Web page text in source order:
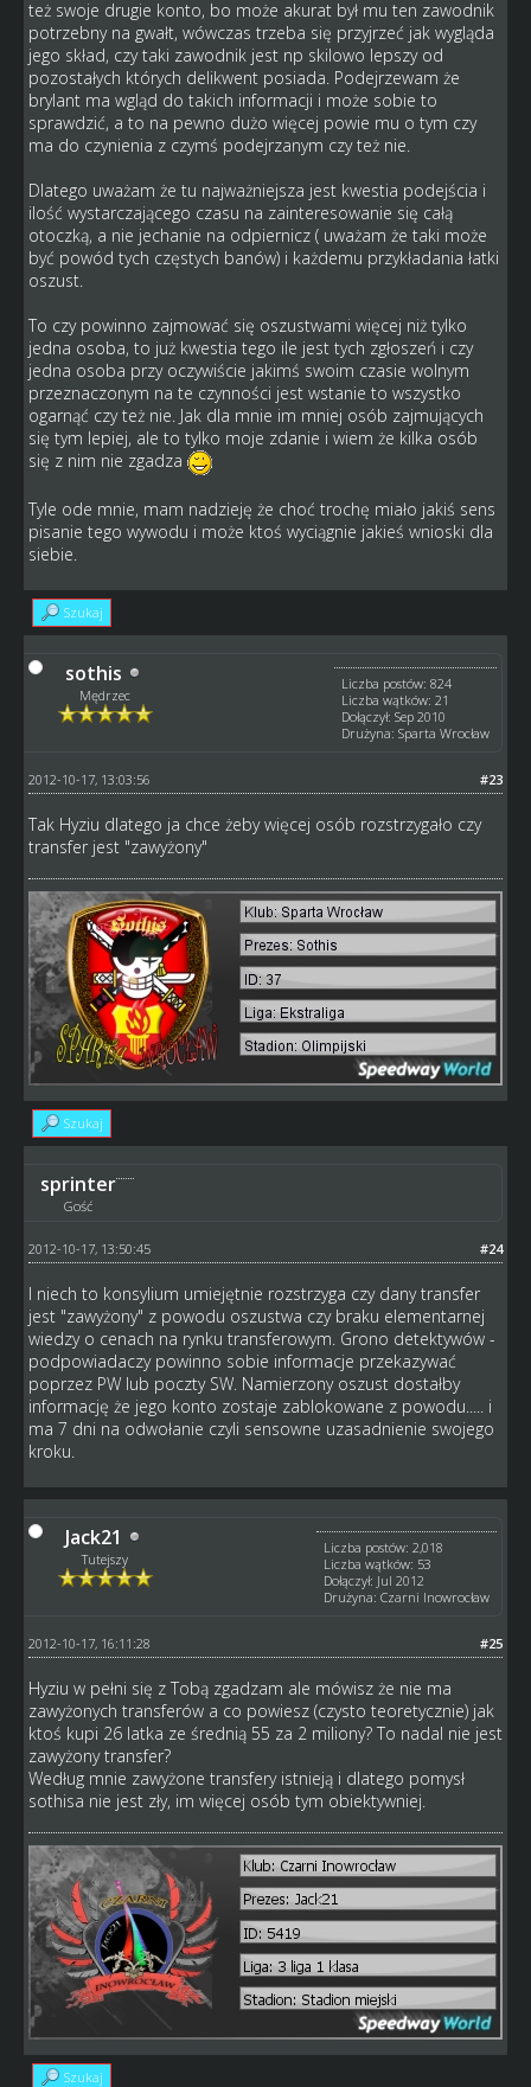
też swoje drugie konto, bo może akurat był mu ten zawodnik
potrzebny na gwałt, wówczas trzeba się przyjrzeć jak wygląda
jego skład, czy taki zawodnik jest np skilowo lepszy od
pozostałych których delikwent posiada. Podejrzewam że
brylant ma wgląd do takich informacji i może sobie to
sprawdzić, a to na pewno dużo więcej powie mu o tym czy
ma do czynienia z czymś podejrzanym czy też nie.
Dlatego uważam że tu najważniejsza jest kwestia podejścia i
ilość wystarczającego czasu na zainteresowanie się całą
otoczką, a nie jechanie na odpiernicz ( uważam że taki może
być powód tych częstych banów) i każdemu przykładania łatki
oszust.
To czy powinno zajmować się oszustwami więcej niż tylko
jedna osoba, to już kwestia tego ile jest tych zgłoszeń i czy
jedna osoba przy oczywiście jakimś swoim czasie wolnym
przeznaczonym na te czynności jest wstanie to wszystko
ogarnąć czy też nie. Jak dla mnie im mniej osób zajmujących
się tym lepiej, ale to tylko moje zdanie i wiem że kilka osób
się z nim nie zgadza
Tyle ode mnie, mam nadzieję że choć trochę miało jakiś sens
pisanie tego wywodu i może ktoś wyciągnie jakieś wnioski dla
siebie.
Szukaj
sothis
Mędrzec
Liczba postów: 824
Liczba wątków: 21
Dołączył: Sep 2010
Drużyna: Sparta Wrocław
#23
2012-10-17, 13:03:56
Tak Hyziu dlatego ja chce żeby więcej osób rozstrzygało czy
transfer jest "zawyżony"
Szukaj
sprinter
Gość
#24
2012-10-17, 13:50:45
I niech to konsylium umiejętnie rozstrzyga czy dany transfer
jest "zawyżony" z powodu oszustwa czy braku elementarnej
wiedzy o cenach na rynku transferowym. Grono detektywów -
podpowiadaczy powinno sobie informacje przekazywać
poprzez PW lub poczty SW. Namierzony oszust dostałby
informację że jego konto zostaje zablokowane z powodu..... i
ma 7 dni na odwołanie czyli sensowne uzasadnienie swojego
kroku.
Jack21
Tutejszy
Liczba postów: 2,018
Liczba wątków: 53
Dołączył: Jul 2012
Drużyna: Czarni Inowrocław
#25
2012-10-17, 16:11:28
Hyziu w pełni się z Tobą zgadzam ale mówisz że nie ma
zawyżonych transferów a co powiesz (czysto teoretycznie) jak
ktoś kupi 26 latka ze średnią 55 za 2 miliony? To nadal nie jest
zawyżony transfer?
Według mnie zawyżone transfery istnieją i dlatego pomysł
sothisa nie jest zły, im więcej osób tym obiektywniej.
Szukaj